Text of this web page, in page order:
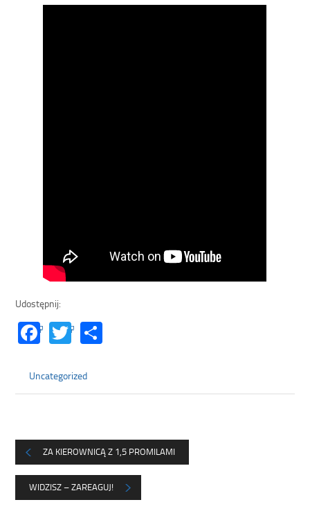
Udostępnij:
Facebook
Twitter
Uncategorized
ZA KIEROWNICĄ Z 1,5 PROMILAMI
WIDZISZ – ZAREAGUJ!